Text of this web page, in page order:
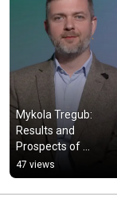
Mykola Tregub:
Results and
Prospects of
Cooperation
Between KSE
University and ETH
47 views